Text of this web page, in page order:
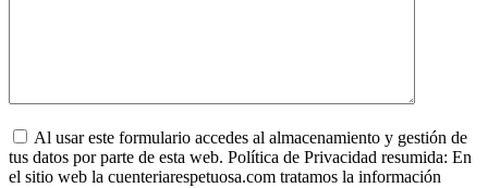
Al usar este formulario accedes al almacenamiento y gestión de
tus datos por parte de esta web. Política de Privacidad resumida: En
el sitio web la cuenteriarespetuosa.com tratamos la información